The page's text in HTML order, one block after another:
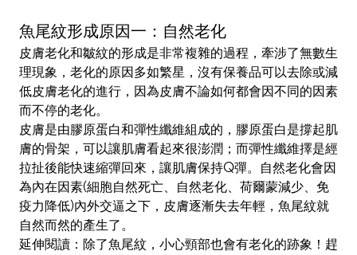
魚尾紋形成原因一：自然老化
皮膚老化和皺紋的形成是非常複雜的過程，牽涉了無數生
理現象，老化的原因多如繁星，沒有保養品可以去除或減
低皮膚老化的進行，因為皮膚不論如何都會因不同的因素
而不停的老化。
皮膚是由膠原蛋白和彈性纖維組成的，膠原蛋白是撐起肌
膚的骨架，可以讓肌膚看起來很澎潤；而彈性纖維擇是經
拉扯後能快速縮彈回來，讓肌膚保持Q彈。自然老化會因
為內在因素(細胞自然死亡、自然老化、荷爾蒙減少、免
疫力降低)內外交逼之下，皮膚逐漸失去年輕，魚尾紋就
自然而然的產生了。
延伸閱讀：除了魚尾紋，小心頸部也會有老化的跡象！趕